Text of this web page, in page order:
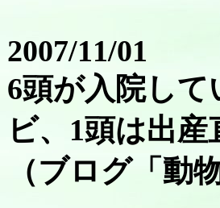
2007/11/01
6頭が入院し
ビ、1頭は出
（ブログ「動